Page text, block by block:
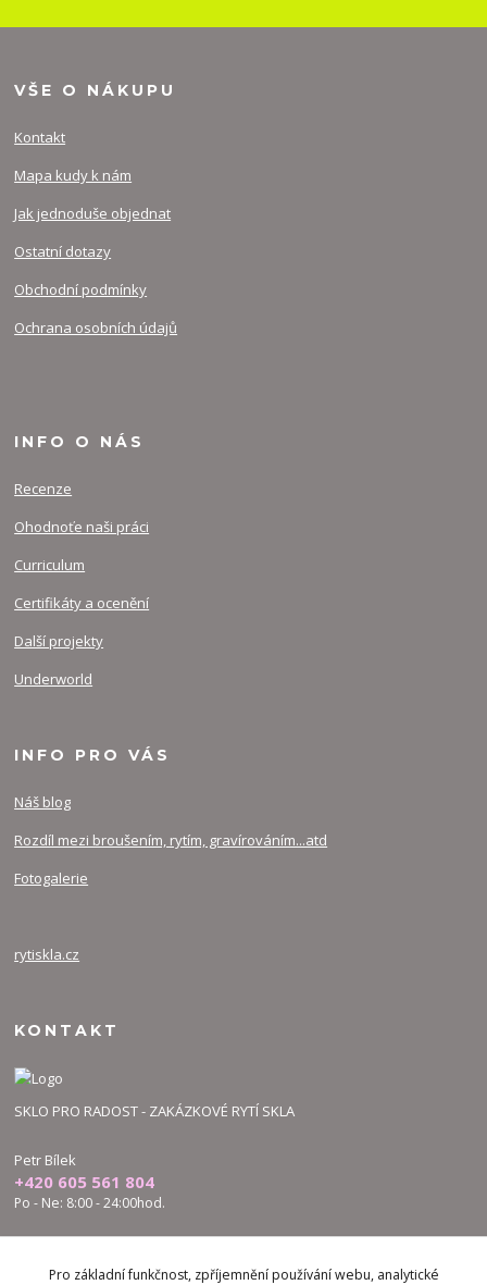
VŠE O NÁKUPU
Kontakt
Mapa kudy k nám
Jak jednoduše objednat
Ostatní dotazy
Obchodní podmínky
Ochrana osobních údajů
INFO O NÁS
Recenze
Ohodnoťe naši práci
Curriculum
Certifikáty a ocenění
Další projekty
Underworld
INFO PRO VÁS
Náš blog
Rozdíl mezi broušením, rytím, gravírováním...atd
Fotogalerie
rytiskla.cz
KONTAKT
SKLO PRO RADOST - ZAKÁZKOVÉ RYTÍ SKLA
Petr Bílek
+420 605 561 804
Po - Ne: 8:00 - 24:00hod.
bilek.petr@skloproradost.cz
Pro základní funkčnost, zpříjemnění používání webu, analytické